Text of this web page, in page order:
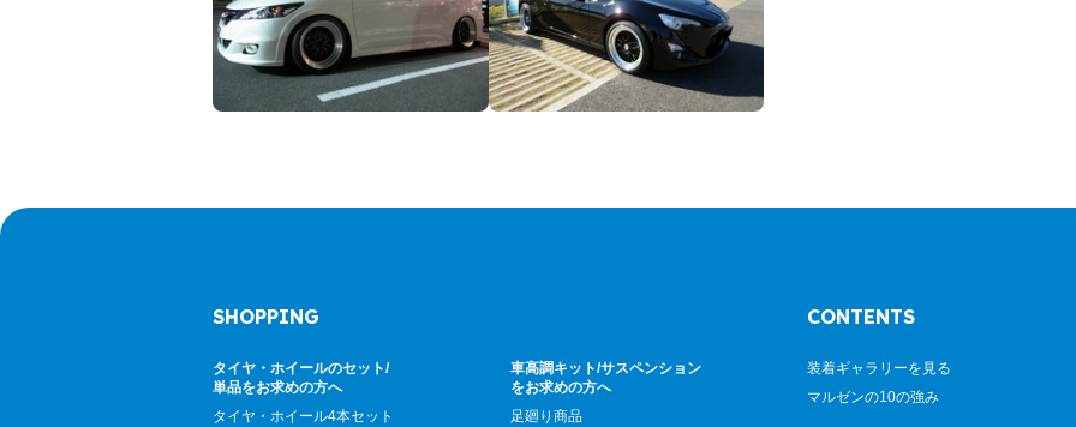
SHOPPING
タイヤ・ホイールのセット/
単品をお求めの方へ
タイヤ・ホイール4本セット
車高調キット/サスペンション
をお求めの方へ
足廻り商品
CONTENTS
装着ギャラリーを見る
マルゼンの10の強み